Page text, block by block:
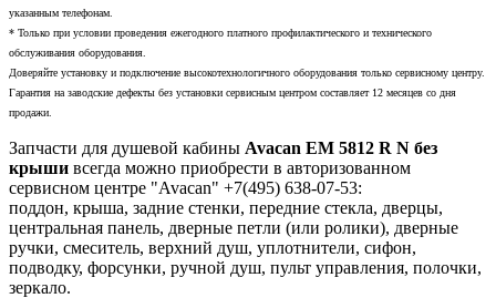
указанным телефонам.
* Только при условии проведения ежегодного платного профилактического и технического
обслуживания оборудования.
Доверяйте установку и подключение высокотехнологичного оборудования только сервисному центру.
Гарантия на заводские дефекты без установки сервисным центром составляет 12 месяцев со дня
продажи.
Запчасти для душевой кабины Avacan EM 5812 R N без
крыши всегда можно приобрести в авторизованном
сервисном центре "Avacan" +7(495) 638-07-53:
поддон, крыша, задние стенки, передние стекла, дверцы,
центральная панель, дверные петли (или ролики), дверные
ручки, смеситель, верхний душ, уплотнители, сифон,
подводку, форсунки, ручной душ, пульт управления, полочки,
зеркало.